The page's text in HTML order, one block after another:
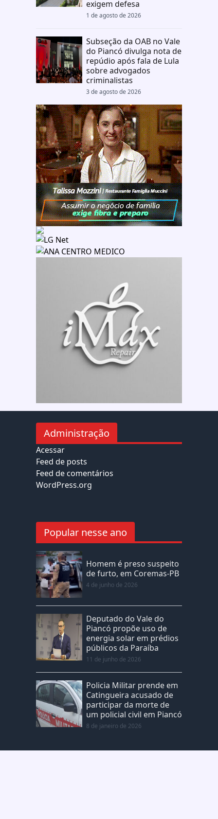
exigem defesa
1 de agosto de 2026
Subseção da OAB no Vale
do Piancó divulga nota de
repúdio após fala de Lula
sobre advogados
criminalistas
3 de agosto de 2026
Administração
Acessar
Feed de posts
Feed de comentários
WordPress.org
Popular nesse ano
Homem é preso suspeito
de furto, em Coremas-PB
4 de junho de 2026
Deputado do Vale do
Piancó propõe uso de
energia solar em prédios
públicos da Paraíba
11 de junho de 2026
Policia Militar prende em
Catingueira acusado de
participar da morte de
um policial civil em Piancó
8 de janeiro de 2026